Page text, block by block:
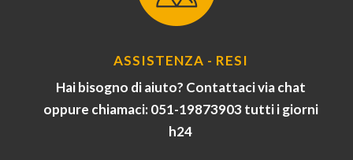
ASSISTENZA - RESI
Hai bisogno di aiuto? Contattaci via chat
oppure chiamaci: 051-19873903 tutti i giorni
h24